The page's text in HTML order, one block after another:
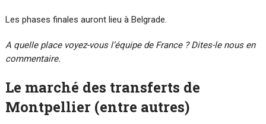
Les phases finales auront lieu à Belgrade.
A quelle place voyez-vous l’équipe de France ? Dites-le nous en
commentaire.
Le marché des transferts de
Montpellier (entre autres)